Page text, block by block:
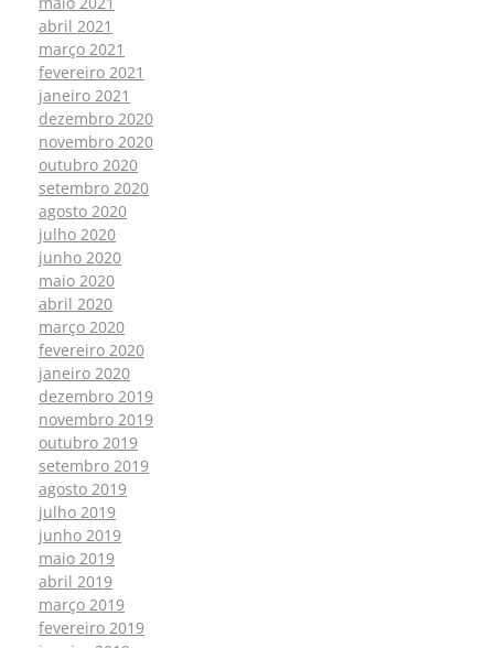
abril 2021
março 2021
fevereiro 2021
janeiro 2021
dezembro 2020
novembro 2020
outubro 2020
setembro 2020
agosto 2020
julho 2020
junho 2020
maio 2020
abril 2020
março 2020
fevereiro 2020
janeiro 2020
dezembro 2019
novembro 2019
outubro 2019
setembro 2019
agosto 2019
julho 2019
junho 2019
maio 2019
abril 2019
março 2019
fevereiro 2019